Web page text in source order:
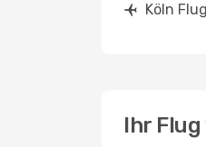
Köln
Ihr